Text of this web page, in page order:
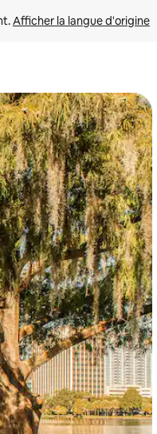
Afficher la langue d'origine
et en faisant glisser.